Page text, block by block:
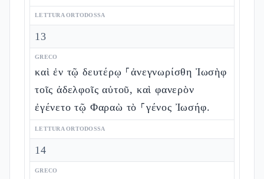
LETTURA ORTODOSSA
13
GRECO
καὶ ἐν τῷ δευτέρῳ ⸀ἀνεγνωρίσθη Ἰωσὴφ
τοῖς ἀδελφοῖς αὐτοῦ, καὶ φανερὸν
ἐγένετο τῷ Φαραὼ τὸ ⸀γένος Ἰωσήφ.
LETTURA ORTODOSSA
14
GRECO